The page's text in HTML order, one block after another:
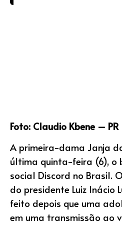
Foto: Claudio Kbene – PR
A primeira-dama Janja
última quinta-feira (6), o
social Discord no Brasil.
do presidente Luiz Inácio
feito depois que uma
em uma transmissão ao